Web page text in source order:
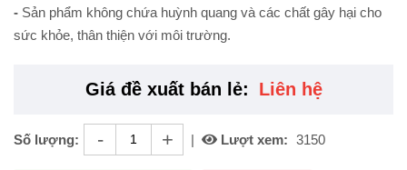
- Sản phẩm không chứa huỳnh quang và các chất gây hại cho
sức khỏe, thân thiện với môi trường.
Giá đề xuất bán lẻ: Liên hệ
Số lượng: - + | Lượt xem: 3150